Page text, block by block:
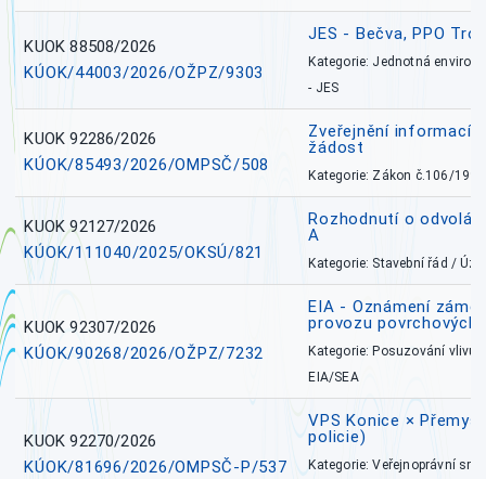
KUOK 88508/2026
KÚOK/44003/2026/OŽPZ/9303
JES - Bečva, PPO
Kategorie: Jednotná
- JES
KUOK 92286/2026
KÚOK/85493/2026/OMPSČ/508
Zveřejnění informací
žádost
Kategorie: Zákon č.106/1999
KUOK 92127/2026
KÚOK/111040/2025/OKSÚ/821
Rozhodnutí o
A
Kategorie: Stavební řád /
KUOK 92307/2026
KÚOK/90268/2026/OŽPZ/7232
EIA - Oznámení
provozu povrchových
Kategorie: Posuzování vlivů
EIA/SEA
KUOK 92270/2026
KÚOK/81696/2026/OMPSČ-P/537
VPS Konice ×
policie)
Kategorie: Veřejnoprávní